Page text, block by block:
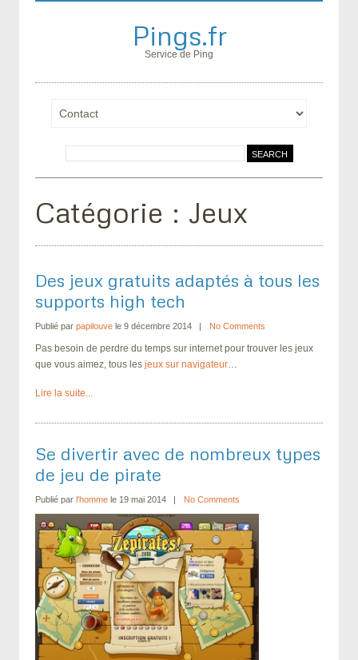
Pings.fr
Service de Ping
Catégorie : Jeux
Des jeux gratuits adaptés à tous les
supports high tech
Publié par papilouve le 9 décembre 2014 No Comments
Pas besoin de perdre du temps sur internet pour trouver les jeux
que vous aimez, tous les jeux sur navigateur…
Lire la suite...
Se divertir avec de nombreux types
de jeu de pirate
Publié par l'homme le 19 mai 2014 No Comments